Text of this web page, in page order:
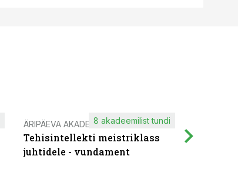
ÄRIPÄEVA AKADEEMIA
Tehisintellekti meistriklass
juhtidele - vundament
8 akadeemilist tundi